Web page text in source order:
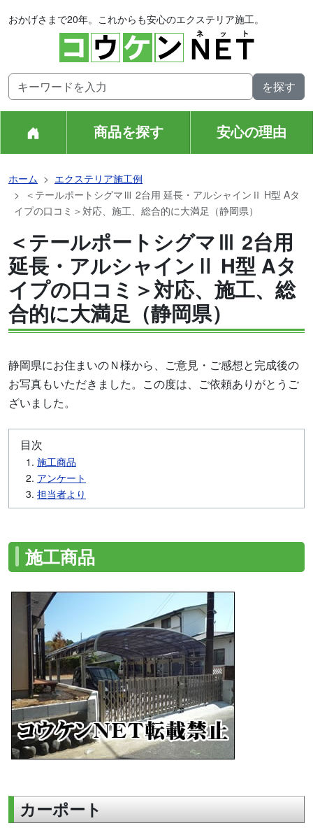
おかげさまで20年。これからも安心のエクステリア施工。
商品を探す 安心の理由
ホーム
エクステリア施工例
＜テールポートシグマⅢ 2台用 延長・アルシャインⅡ H型 Aタ
イプの口コミ＞対応、施工、総合的に大満足（静岡県）
＜テールポートシグマⅢ 2台用
延長・アルシャインⅡ H型 Aタ
イプの口コミ＞対応、施工、総
合的に大満足（静岡県）
静岡県にお住まいのＮ様から、ご意見・ご感想と完成後の
お写真もいただきました。この度は、ご依頼ありがとうご
ざいました。
目次
施工商品
アンケート
担当者より
施工商品
カーポート